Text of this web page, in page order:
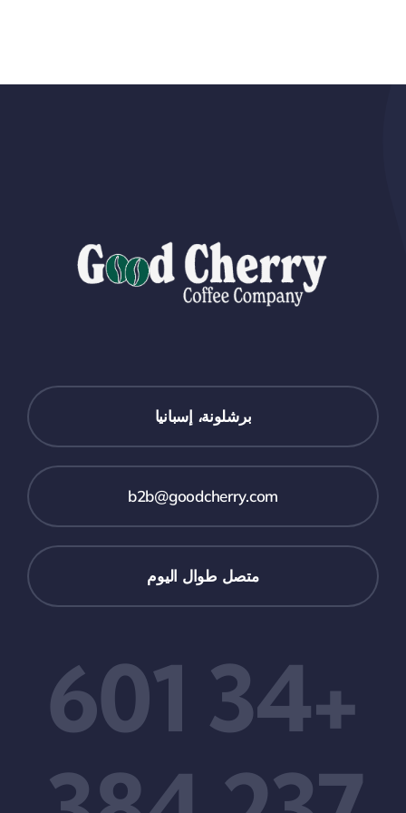
برشلونة، إسبانيا
b2b@goodcherry.com
متصل طوال اليوم
+34 601